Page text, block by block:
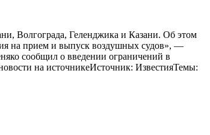
Волгограда, Геленджика и Казани. Об этом
на прием и выпуск воздушных судов», —
сообщил о введении ограничений в
на источникеИсточник: ИзвестияТемы: